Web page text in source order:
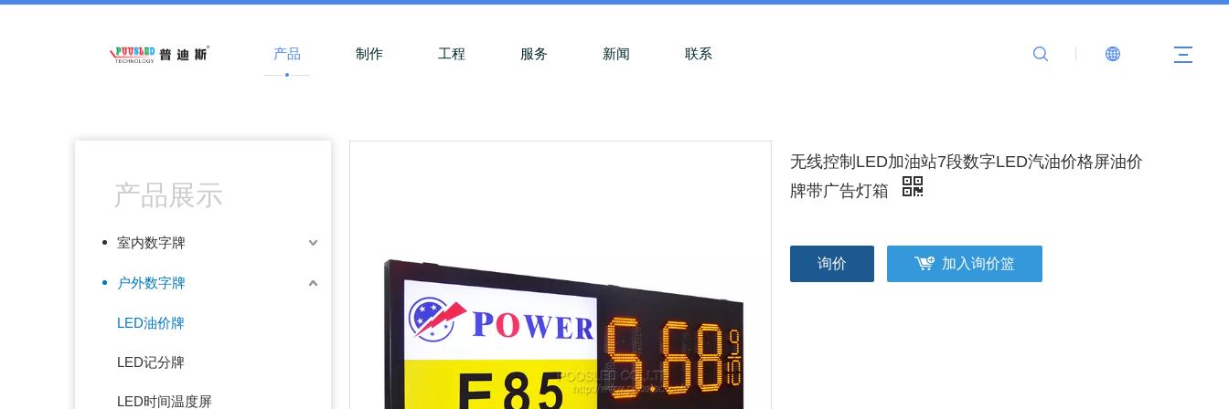
产品 制作 工程 服务 新闻 联系
产品展示
室内数字牌
户外数字牌
LED油价牌
LED记分牌
LED时间温度屏
无线控制LED加油站7段数字LED汽油价格屏油价
牌带广告灯箱
询价 加入询价篮